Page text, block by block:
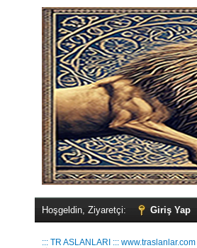
Hoşgeldin, Ziyaretçi: Giriş Yap
::: TR ASLANLARI ::: www.traslanlar.com